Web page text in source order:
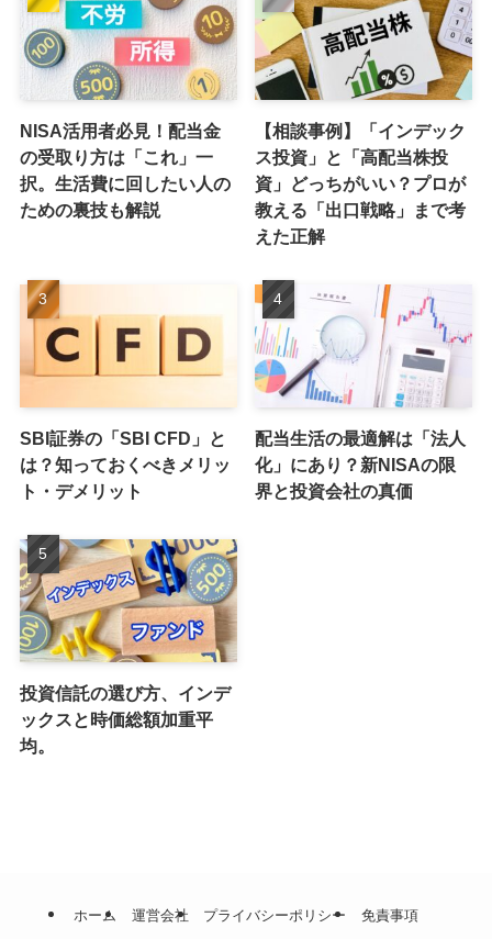
NISA活用者必見！配当金
の受取り方は「これ」一
択。生活費に回したい人の
ための裏技も解説
【相談事例】「インデック
ス投資」と「高配当株投
資」どっちがいい？プロが
教える「出口戦略」まで考
えた正解
SBI証券の「SBI CFD」と
は？知っておくべきメリッ
ト・デメリット
配当生活の最適解は「法人
化」にあり？新NISAの限
界と投資会社の真価
投資信託の選び方、インデ
ックスと時価総額加重平
均。
ホーム 運営会社 プライバシーポリシー 免責事項